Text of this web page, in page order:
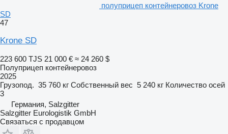
полуприцеп контейнеровоз Krone
SD
47
Krone SD
223 600 TJS 21 000 € ≈ 24 260 $
Полуприцеп контейнеровоз
2025
Грузопод. 35 760 кг Собственный вес 5 240 кг Количество осей
3
Германия, Salzgitter
Salzgitter Eurologistik GmbH
Связаться с продавцом